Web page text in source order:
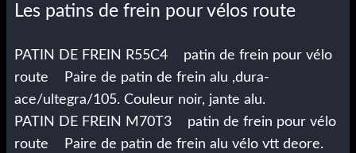
Les patins de frein pour vélos route
PATIN DE FREIN R55C4 patin de frein pour vélo
route Paire de patin de frein alu ,dura-
ace/ultegra/105. Couleur noir, jante alu.
PATIN DE FREIN M70T3 patin de frein pour vélo
route Paire de patin de frein alu vélo vtt deore.